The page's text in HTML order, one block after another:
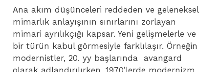
Ana akım düşünceleri reddeden ve geleneksel
mimarlık anlayışının sınırlarını zorlayan
mimari ayrılıkçığı kapsar. Yeni gelişmelerle ve
bir türün kabul görmesiyle farklılaşır. Örneğin
modernistler, 20. yy başlarında avangard
olarak adlandırılırken, 1970’lerde modernizm,